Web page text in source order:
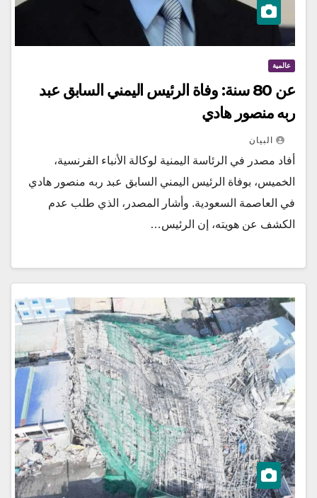
عالمية
عن 80 سنة: وفاة الرئيس اليمني السابق عبد
ربه منصور هادي
البيان
أفاد مصدر في الرئاسة اليمنية لوكالة الأنباء الفرنسية،
الخميس، بوفاة الرئيس اليمني السابق عبد ربه منصور هادي
في العاصمة السعودية. وأشار المصدر، الذي طلب عدم
الكشف عن هويته، إن الرئيس…